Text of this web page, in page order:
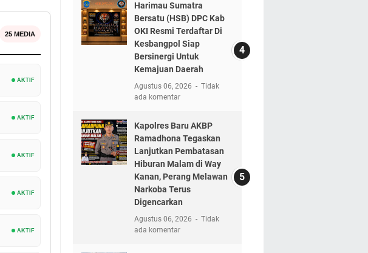
25 MEDIA
AKTIF
AKTIF
AKTIF
AKTIF
AKTIF
Harimau Sumatra
Bersatu (HSB) DPC Kab
OKI Resmi Terdaftar Di
Kesbangpol Siap
Bersinergi Untuk
Kemajuan Daerah
Agustus 06, 2026
Tidak
ada komentar
Kapolres Baru AKBP
Ramadhona Tegaskan
Lanjutkan Pembatasan
Hiburan Malam di Way
Kanan, Perang Melawan
Narkoba Terus
Digencarkan
Agustus 06, 2026
Tidak
ada komentar